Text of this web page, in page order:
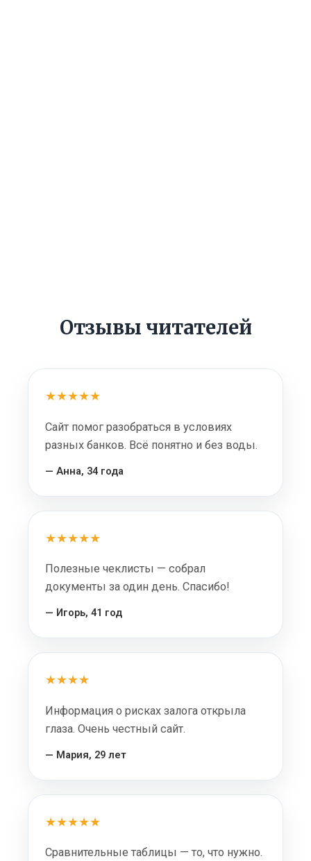
Отзывы читателей
★★★★★
Сайт помог разобраться в условиях
разных банков. Всё понятно и без воды.
— Анна, 34 года
★★★★★
Полезные чеклисты — собрал
документы за один день. Спасибо!
— Игорь, 41 год
★★★★
Информация о рисках залога открыла
глаза. Очень честный сайт.
— Мария, 29 лет
★★★★★
Сравнительные таблицы — то, что нужно.